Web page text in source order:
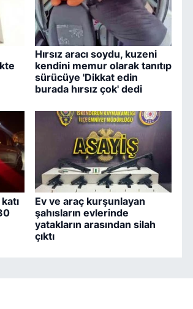
Hırsız aracı soydu, kuzeni
kendini memur olarak tanıtıp
sürücüye 'Dikkat edin
burada hırsız çok' dedi
Ev ve araç kurşunlayan
şahısların evlerinde
yatakların arasından silah
çıktı